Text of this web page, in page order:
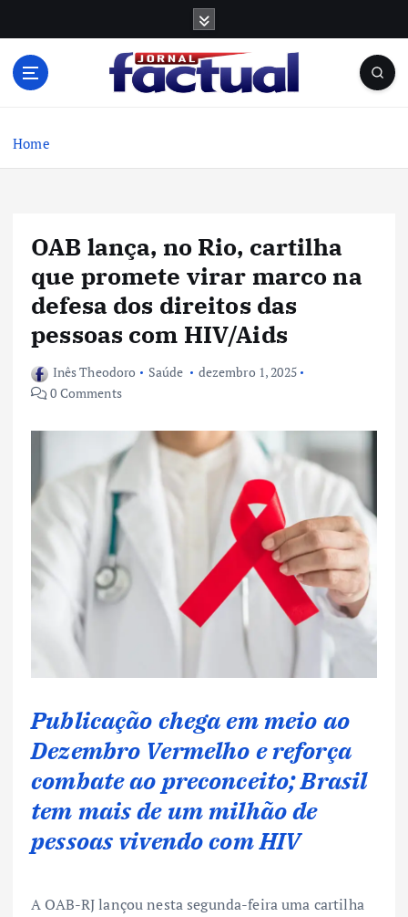
Home
OAB lança, no Rio, cartilha
que promete virar marco na
defesa dos direitos das
pessoas com HIV/Aids
Inês Theodoro Saúde
dezembro 1, 2025
0 Comments
Publicação chega em meio ao
Dezembro Vermelho e reforça
combate ao preconceito; Brasil
tem mais de um milhão de
pessoas vivendo com HIV
A OAB-RJ lançou nesta segunda-feira uma cartilha